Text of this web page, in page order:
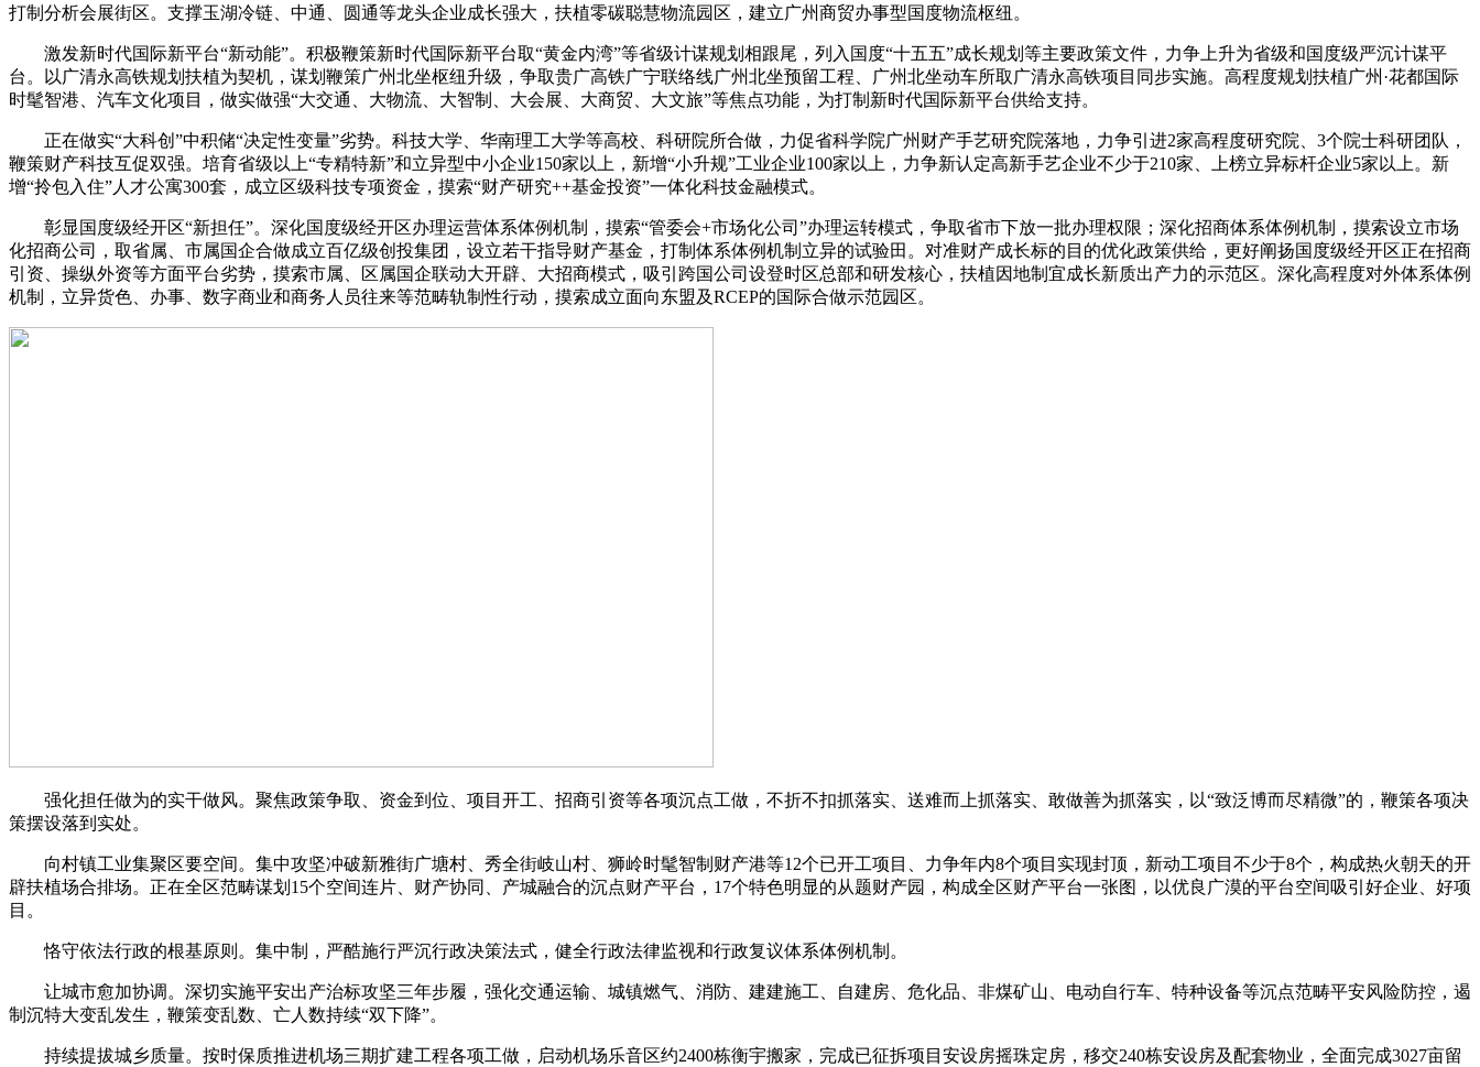
打制分析会展街区。支撑玉湖冷链、中通、圆通等龙头企业成长强大，扶植零碳聪慧物流园区，建立广州商贸办事型国度物流枢纽。
激发新时代国际新平台“新动能”。积极鞭策新时代国际新平台取“黄金内湾”等省级计谋规划相跟尾，列入国度“十五五”成长规划等主要政策文件，力争上升为省级和国度级严沉计谋平
台。以广清永高铁规划扶植为契机，谋划鞭策广州北坐枢纽升级，争取贵广高铁广宁联络线广州北坐预留工程、广州北坐动车所取广清永高铁项目同步实施。高程度规划扶植广州·花都国际
时髦智港、汽车文化项目，做实做强“大交通、大物流、大智制、大会展、大商贸、大文旅”等焦点功能，为打制新时代国际新平台供给支持。
正在做实“大科创”中积储“决定性变量”劣势。科技大学、华南理工大学等高校、科研院所合做，力促省科学院广州财产手艺研究院落地，力争引进2家高程度研究院、3个院士科研团队，
鞭策财产科技互促双强。培育省级以上“专精特新”和立异型中小企业150家以上，新增“小升规”工业企业100家以上，力争新认定高新手艺企业不少于210家、上榜立异标杆企业5家以上。新
增“拎包入住”人才公寓300套，成立区级科技专项资金，摸索“财产研究++基金投资”一体化科技金融模式。
彰显国度级经开区“新担任”。深化国度级经开区办理运营体系体例机制，摸索“管委会+市场化公司”办理运转模式，争取省市下放一批办理权限；深化招商体系体例机制，摸索设立市场
化招商公司，取省属、市属国企合做成立百亿级创投集团，设立若干指导财产基金，打制体系体例机制立异的试验田。对准财产成长标的目的优化政策供给，更好阐扬国度级经开区正在招商
引资、操纵外资等方面平台劣势，摸索市属、区属国企联动大开辟、大招商模式，吸引跨国公司设登时区总部和研发核心，扶植因地制宜成长新质出产力的示范区。深化高程度对外体系体例
机制，立异货色、办事、数字商业和商务人员往来等范畴轨制性行动，摸索成立面向东盟及RCEP的国际合做示范园区。
强化担任做为的实干做风。聚焦政策争取、资金到位、项目开工、招商引资等各项沉点工做，不折不扣抓落实、送难而上抓落实、敢做善为抓落实，以“致泛博而尽精微”的，鞭策各项决
策摆设落到实处。
向村镇工业集聚区要空间。集中攻坚冲破新雅街广塘村、秀全街岐山村、狮岭时髦智制财产港等12个已开工项目、力争年内8个项目实现封顶，新动工项目不少于8个，构成热火朝天的开
辟扶植场合排场。正在全区范畴谋划15个空间连片、财产协同、产城融合的沉点财产平台，17个特色明显的从题财产园，构成全区财产平台一张图，以优良广漠的平台空间吸引好企业、好项
目。
恪守依法行政的根基原则。集中制，严酷施行严沉行政决策法式，健全行政法律监视和行政复议体系体例机制。
让城市愈加协调。深切实施平安出产治标攻坚三年步履，强化交通运输、城镇燃气、消防、建建施工、自建房、危化品、非煤矿山、电动自行车、特种设备等沉点范畴平安风险防控，遏
制沉特大变乱发生，鞭策变乱数、亡人数持续“双下降”。
持续提拔城乡质量。按时保质推进机场三期扩建工程各项工做，启动机场乐音区约2400栋衡宇搬家，完成已征拆项目安设房摇珠定房，移交240栋安设房及配套物业，全面完成3027亩留